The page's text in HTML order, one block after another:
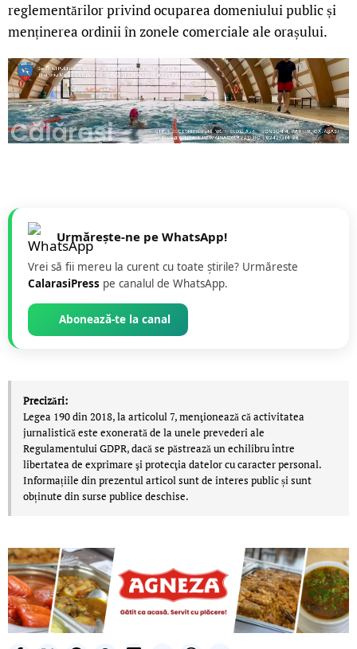
reglementărilor privind ocuparea domeniului public și
menținerea ordinii în zonele comerciale ale orașului.
Urmărește-ne pe WhatsApp!
Vrei să fii mereu la curent cu toate știrile? Urmăreste
CalarasiPress pe canalul de WhatsApp.
Abonează-te la canal
Precizări:
Legea 190 din 2018, la articolul 7, menţionează că activitatea
jurnalistică este exonerată de la unele prevederi ale
Regulamentului GDPR, dacă se păstrează un echilibru între
libertatea de exprimare şi protecţia datelor cu caracter personal.
Informațiile din prezentul articol sunt de interes public și sunt
obținute din surse publice deschise.